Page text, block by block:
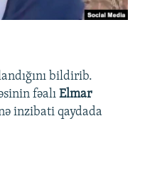
bildirib.
fəalı Elmar
inzibati qaydada